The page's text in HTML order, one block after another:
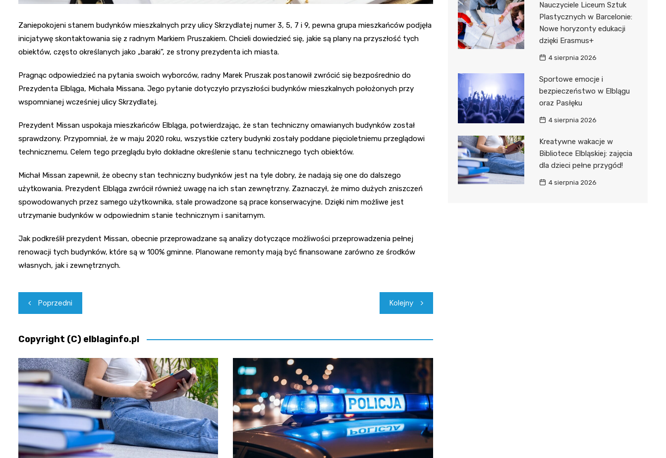
Zaniepokojeni stanem budynków mieszkalnych przy ulicy Skrzydlatej numer 3, 5, 7 i 9, pewna grupa mieszkańców podjęła
inicjatywę skontaktowania się z radnym Markiem Pruszakiem. Chcieli dowiedzieć się, jakie są plany na przyszłość tych
obiektów, często określanych jako „baraki”, ze strony prezydenta ich miasta.
Pragnąc odpowiedzieć na pytania swoich wyborców, radny Marek Pruszak postanowił zwrócić się bezpośrednio do
Prezydenta Elbląga, Michała Missana. Jego pytanie dotyczyło przyszłości budynków mieszkalnych położonych przy
wspomnianej wcześniej ulicy Skrzydlatej.
Prezydent Missan uspokaja mieszkańców Elbląga, potwierdzając, że stan techniczny omawianych budynków został
sprawdzony. Przypomniał, że w maju 2020 roku, wszystkie cztery budynki zostały poddane pięcioletniemu przeglądowi
technicznemu. Celem tego przeglądu było dokładne określenie stanu technicznego tych obiektów.
Michał Missan zapewnił, że obecny stan techniczny budynków jest na tyle dobry, że nadają się one do dalszego
użytkowania. Prezydent Elbląga zwrócił również uwagę na ich stan zewnętrzny. Zaznaczył, że mimo dużych zniszczeń
spowodowanych przez samego użytkownika, stale prowadzone są prace konserwacyjne. Dzięki nim możliwe jest
utrzymanie budynków w odpowiednim stanie technicznym i sanitarnym.
Jak podkreślił prezydent Missan, obecnie przeprowadzane są analizy dotyczące możliwości przeprowadzenia pełnej
renowacji tych budynków, które są w 100% gminne. Planowane remonty mają być finansowane zarówno ze środków
własnych, jak i zewnętrznych.
Nawigacja
wpisu
Poprzedni Kolejny
Copyright (C) elblaginfo.pl
Nauczyciele Liceum Sztuk
Plastycznych w Barcelonie:
Nowe horyzonty edukacji
dzięki Erasmus+
4 sierpnia 2026
Sportowe emocje i
bezpieczeństwo w Elblągu
oraz Pasłęku
4 sierpnia 2026
Kreatywne wakacje w
Bibliotece Elbląskiej: zajęcia
dla dzieci pełne przygód!
4 sierpnia 2026